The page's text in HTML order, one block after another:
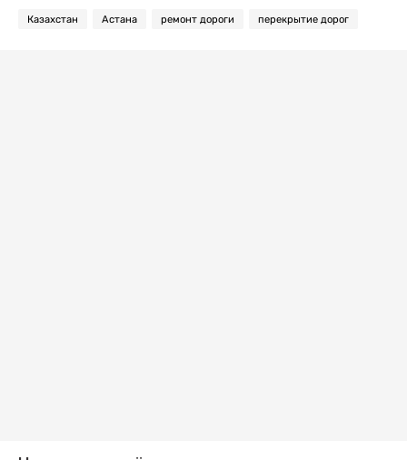
Казахстан Астана ремонт дороги перекрытие дорог